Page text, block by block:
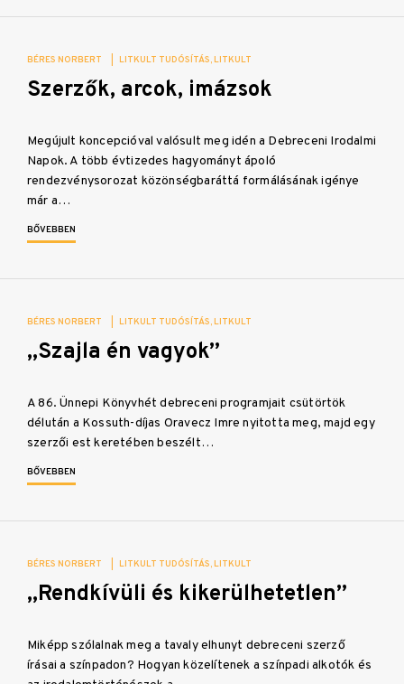
BÉRES NORBERT LITKULT TUDÓSÍTÁS LITKULT
Szerzők, arcok, imázsok
Megújult koncepcióval valósult meg idén a Debreceni Irodalmi
Napok. A több évtizedes hagyományt ápoló
rendezvénysorozat közönségbaráttá formálásának igénye
már a…
BŐVEBBEN
BÉRES NORBERT LITKULT TUDÓSÍTÁS LITKULT
„Szajla én vagyok”
A 86. Ünnepi Könyvhét debreceni programjait csütörtök
délután a Kossuth-díjas Oravecz Imre nyitotta meg, majd egy
szerzői est keretében beszélt…
BŐVEBBEN
BÉRES NORBERT LITKULT TUDÓSÍTÁS LITKULT
„Rendkívüli és kikerülhetetlen”
Miképp szólalnak meg a tavaly elhunyt debreceni szerző
írásai a színpadon? Hogyan közelítenek a színpadi alkotók és